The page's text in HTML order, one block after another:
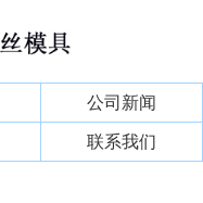
公司新闻
联系我们